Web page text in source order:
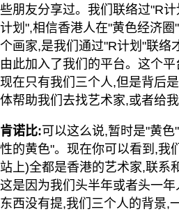
些朋友分享过。我们联络过"R
计划",相信香港人在"黄色经济
个画家,是我们通过"R计划"联络
由此加入了我们的平台。这个
现在只有我们三个人,但是背后
体帮助我们去找艺术家,或者给我
肯诺比:可以这么说,暂时是"黄
性的黄色"。现在你可以看到,我
站上)全都是香港的艺术家,联系
这是因为我们头半年或者头一
东西没有提,我们三个人的背景,